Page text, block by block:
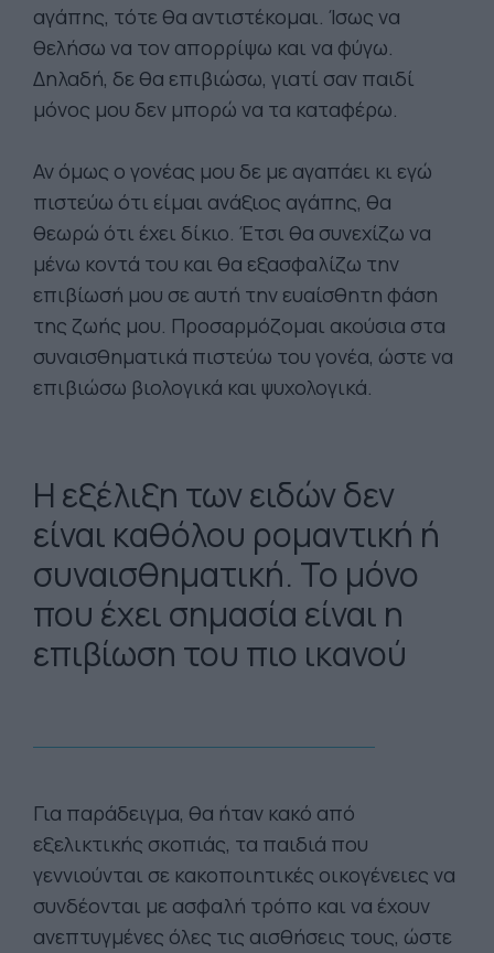
αγάπης, τότε θα αντιστέκομαι. Ίσως να
θελήσω να τον απορρίψω και να φύγω.
Δηλαδή, δε θα επιβιώσω, γιατί σαν παιδί
μόνος μου δεν μπορώ να τα καταφέρω.
Αν όμως ο γονέας μου δε με αγαπάει κι εγώ
πιστεύω ότι είμαι ανάξιος αγάπης, θα
θεωρώ ότι έχει δίκιο. Έτσι θα συνεχίζω να
μένω κοντά του και θα εξασφαλίζω την
επιβίωσή μου σε αυτή την ευαίσθητη φάση
της ζωής μου. Προσαρμόζομαι ακούσια στα
συναισθηματικά πιστεύω του γονέα, ώστε να
επιβιώσω βιολογικά και ψυχολογικά.
Η εξέλιξη των ειδών δεν
είναι καθόλου ρομαντική ή
συναισθηματική. Το μόνο
που έχει σημασία είναι η
επιβίωση του πιο ικανού
Για παράδειγμα, θα ήταν κακό από
εξελικτικής σκοπιάς, τα παιδιά που
γεννιούνται σε κακοποιητικές οικογένειες να
συνδέονται με ασφαλή τρόπο και να έχουν
ανεπτυγμένες όλες τις αισθήσεις τους, ώστε